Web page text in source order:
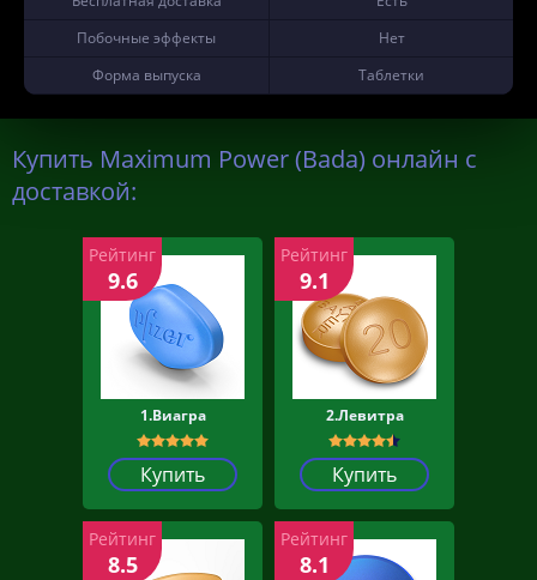
Побочные эффекты
Нет
Форма выпуска
Таблетки
Купить Maximum Power (Bada) онлайн с
доставкой:
1.Виагра
Купить
Рейтинг
9.6
2.Левитра
Купить
Рейтинг
9.1
Рейтинг
8.5
Рейтинг
8.1